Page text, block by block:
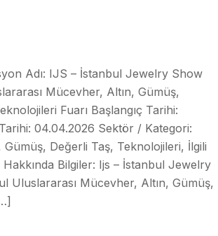
Adı: IJS – İstanbul Jewelry Show
Mücevher, Altın, Gümüş,
Fuarı Başlangıç Tarihi:
04.04.2026 Sektör / Kategori:
Gümüş, Değerli Taş, Teknolojileri, İlgili
Bilgiler: Ijs – İstanbul Jewelry
Uluslararası Mücevher, Altın, Gümüş,